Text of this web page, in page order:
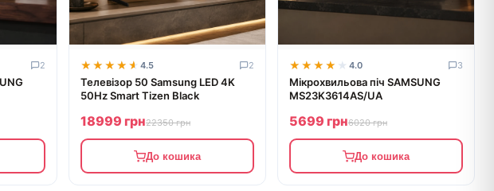
2 ★★★★★
★★★★★ 4.5 2
Телевізор 50 Samsung LED 4K
50Hz Smart Tizen Black
18999 грн22350 грн
До кошика
★★★★★
★★★★★ 4.0 3
Мікрохвильова піч SAMSUNG
MS23K3614AS/UA
5699 грн6020 грн
До кошика